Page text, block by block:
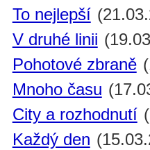
To nejlepší
V druhé linii
Pohotové zbraně
Mnoho času
City a rozhodnutí
Každý den